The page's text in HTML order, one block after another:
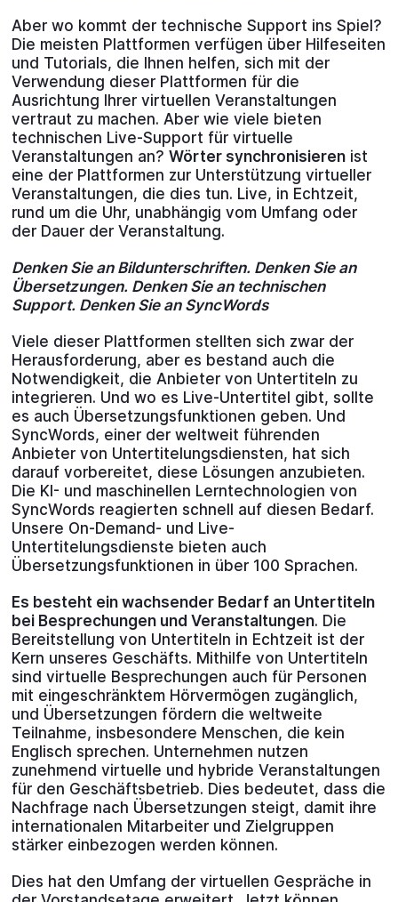
Aber wo kommt der technische Support ins Spiel?
Die meisten Plattformen verfügen über Hilfeseiten
und Tutorials, die Ihnen helfen, sich mit der
Verwendung dieser Plattformen für die
Ausrichtung Ihrer virtuellen Veranstaltungen
vertraut zu machen. Aber wie viele bieten
technischen Live-Support für virtuelle
Veranstaltungen an?Wörter synchronisieren ist
eine der Plattformen zur Unterstützung virtueller
Veranstaltungen, die dies tun. Live, in Echtzeit,
rund um die Uhr, unabhängig vom Umfang oder
der Dauer der Veranstaltung.
Denken Sie an Bildunterschriften. Denken Sie an
Übersetzungen. Denken Sie an technischen
Support. Denken Sie an SyncWords
Viele dieser Plattformen stellten sich zwar der
Herausforderung, aber es bestand auch die
Notwendigkeit, die Anbieter von Untertiteln zu
integrieren. Und wo es Live-Untertitel gibt, sollte
es auch Übersetzungsfunktionen geben. Und
SyncWords, einer der weltweit führenden
Anbieter von Untertitelungsdiensten, hat sich
darauf vorbereitet, diese Lösungen anzubieten.
Die KI- und maschinellen Lerntechnologien von
SyncWords reagierten schnell auf diesen Bedarf.
Unsere On-Demand- und Live-
Untertitelungsdienste bieten auch
Übersetzungsfunktionen in über 100 Sprachen.
Es besteht ein wachsender Bedarf an Untertiteln
bei Besprechungen und Veranstaltungen. Die
Bereitstellung von Untertiteln in Echtzeit ist der
Kern unseres Geschäfts. Mithilfe von Untertiteln
sind virtuelle Besprechungen auch für Personen
mit eingeschränktem Hörvermögen zugänglich,
und Übersetzungen fördern die weltweite
Teilnahme, insbesondere Menschen, die kein
Englisch sprechen. Unternehmen nutzen
zunehmend virtuelle und hybride Veranstaltungen
für den Geschäftsbetrieb. Dies bedeutet, dass die
Nachfrage nach Übersetzungen steigt, damit ihre
internationalen Mitarbeiter und Zielgruppen
stärker einbezogen werden können.
Dies hat den Umfang der virtuellen Gespräche in